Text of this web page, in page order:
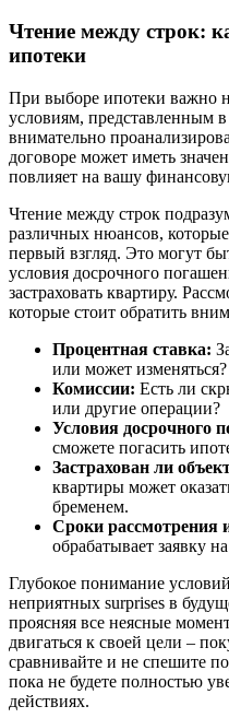
Чтение между строк:
ипотеки
При выборе ипотеки важно
условиям, представленным
внимательно
договоре может иметь
повлияет на вашу
Чтение между строк
различных нюансов,
первый взгляд. Это могут
условия досрочного
застраховать квартиру.
которые стоит обратить
Процентная ставка:
или может изменяться?
Комиссии: Есть ли
или другие операции?
Условия досрочного
сможете погасить
Застрахован ли
квартиры может
бременем.
Сроки рассмотрения
обрабатывает заявку
Глубокое понимание
неприятных surprises в
проясняя все неясные
двигаться к своей цели –
сравнивайте и не спешите
пока не будете полностью
действиях.